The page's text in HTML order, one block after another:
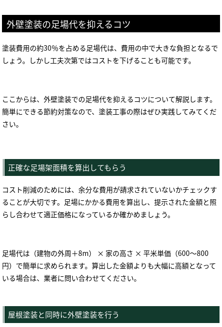
外壁塗装の足場代を抑えるコツ
塗装費用の約30％を占める足場代は、費用の中で大きな負担となるで
しょう。しかし工夫次第ではコストを下げることも可能です。
ここからは、外壁塗装での足場代を抑えるコツについて解説します。
簡単にできる節約対策なので、塗装工事の際はぜひ実践してみてくだ
さい。
正確な足場架面積を算出してもらう
コスト削減のためには、余分な費用が請求されていないかチェックす
ることが大切です。足場にかかる費用を算出し、提示された金額と照
らし合わせて適正価格になっているか確かめましょう。
足場代は（建物の外周＋8m） × 家の高さ ×平米単価（600～800
円）で簡単に求められます。算出した金額よりも大幅に高額となって
いる場合は、業者に問い合わせてください。
屋根塗装と同時に外壁塗装を行う